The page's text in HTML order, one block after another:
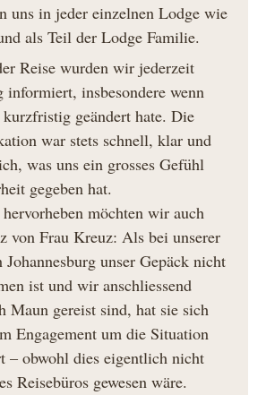
uns in jeder einzelnen Lodge wie
als Teil der Lodge Familie.
Reise wurden wir jederzeit
informiert, insbesondere wenn
kurzfristig geändert hate. Die
war stets schnell, klar und
was uns ein grosses Gefühl
gegeben hat.
hervorheben möchten wir auch
von Frau Kreuz: Als bei unserer
unser Gepäck nicht
ist und wir anschliessend
Maun gereist sind, hat sie sich
Engagement um die Situation
– obwohl dies eigentlich nicht
Reisebüros gewesen wäre.